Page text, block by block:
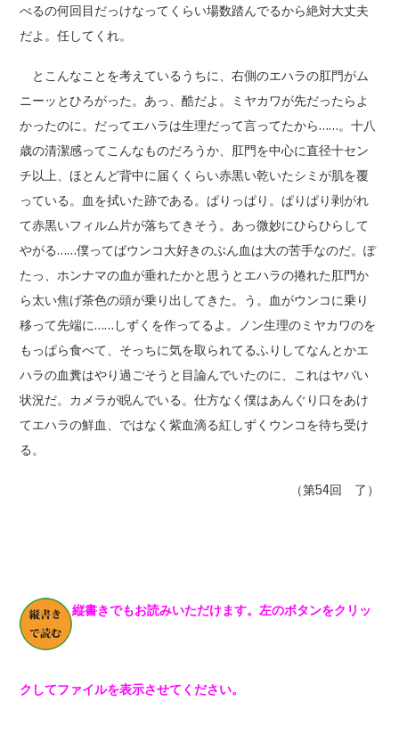
べるの何回目だっけなってくらい場数踏んでるから絶対大丈夫
だよ。任してくれ。
とこんなことを考えているうちに、右側のエハラの肛門がム
ニーッとひろがった。あっ、酷だよ。ミヤカワが先だったらよ
かったのに。だってエハラは生理だって言ってたから……。十八
歳の清潔感ってこんなものだろうか、肛門を中心に直径十セン
チ以上、ほとんど背中に届くくらい赤黒い乾いたシミが肌を覆
っている。血を拭いた跡である。ぱりっぱり。ぱりぱり剥がれ
て赤黒いフィルム片が落ちてきそう。あっ微妙にひらひらして
やがる……僕ってばウンコ大好きのぶん血は大の苦手なのだ。ぽ
たっ、ホンナマの血が垂れたかと思うとエハラの捲れた肛門か
ら太い焦げ茶色の頭が乗り出してきた。う。血がウンコに乗り
移って先端に……しずくを作ってるよ。ノン生理のミヤカワのを
もっぱら食べて、そっちに気を取られてるふりしてなんとかエ
ハラの血糞はやり過ごそうと目論んでいたのに、これはヤバい
状況だ。カメラが睨んでいる。仕方なく僕はあんぐり口をあけ
てエハラの鮮血、ではなく紫血滴る紅しずくウンコを待ち受け
る。
（第54回 了）
縦書きでもお読みいただけます。左のボタンをクリッ
クしてファイルを表示させてください。